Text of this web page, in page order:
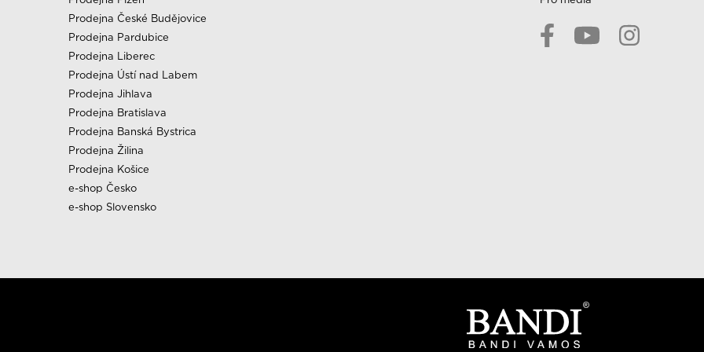
Prodejna České Budějovice
Prodejna Pardubice
Prodejna Liberec
Prodejna Ústí nad Labem
Prodejna Jihlava
Prodejna Bratislava
Prodejna Banská Bystrica
Prodejna Žilina
Prodejna Košice
e-shop Česko
e-shop Slovensko